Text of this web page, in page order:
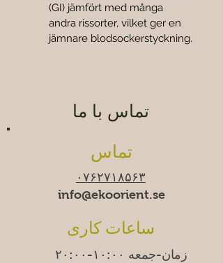
(GI) jämfört med många
andra rissorter, vilket ger en
jämnare blodsockerstyckning.
تماس با ما
تماس
۰۷۶۲۷۱۸۵۶۳
info@ekoorient.se​​
ساعات کاری
زمان-جمعه ۱۰:۰۰-۲۰:۰۰